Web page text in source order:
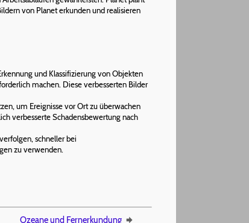
von Planet erkunden und realisieren
und Klassifizierung von Objekten
machen. Diese verbesserten Bilder
um Ereignisse vor Ort zu überwachen
verbesserte Schadensbewertung nach
schneller bei
zu verwenden.
Ozeane und Fernerkundung